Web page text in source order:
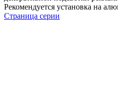
Рекомендуется установка на
Страница серии